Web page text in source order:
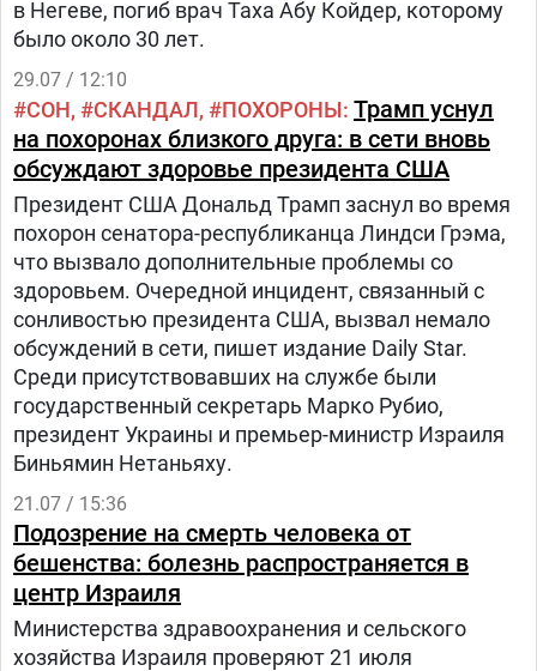
в Негеве, погиб врач Таха Абу Койдер, которому
было около 30 лет.
29.07 / 12:10
СОН СКАНДАЛ ПОХОРОНЫ Трамп уснул
на похоронах близкого друга: в сети вновь
обсуждают здоровье президента США
Президент США Дональд Трамп заснул во время
похорон сенатора-республиканца Линдси Грэма,
что вызвало дополнительные проблемы со
здоровьем. Очередной инцидент, связанный с
сонливостью президента США, вызвал немало
обсуждений в сети, пишет издание Daily Star.
Среди присутствовавших на службе были
государственный секретарь Марко Рубио,
президент Украины и премьер-министр Израиля
Биньямин Нетаньяху.
21.07 / 15:36
Подозрение на смерть человека от
бешенства: болезнь распространяется в
центр Израиля
Министерства здравоохранения и сельского
хозяйства Израиля проверяют 21 июля